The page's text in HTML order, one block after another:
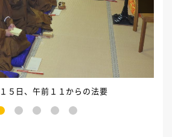
５日、午前１１からの法要
3 4 5